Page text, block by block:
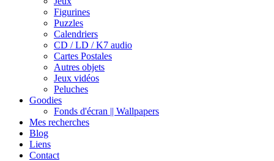
Figurines
Puzzles
Calendriers
CD / LD / K7 audio
Cartes Postales
Autres objets
Jeux vidéos
Peluches
Goodies
Fonds d'écran || Wallpapers
Mes recherches
Blog
Liens
Contact